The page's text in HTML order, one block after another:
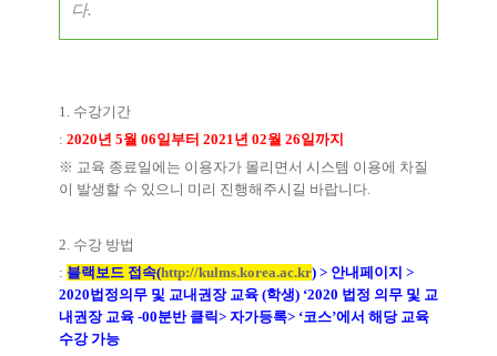
다.
1. 수강기간
: 2020년 5월 06일부터 2021년 02월 26일까지
※ 교육 종료일에는 이용자가 몰리면서 시스템 이용에 차질
이 발생할 수 있으니 미리 진행해주시길 바랍니다.
2. 수강 방법
: 블랙보드 접속(http://kulms.korea.ac.kr) > 안내페이지 >
2020법정의무 및 교내권장 교육 (학생) ‘2020 법정 의무 및 교
내권장 교육 -00분반 클릭> 자가등록> ‘코스’에서 해당 교육
수강 가능